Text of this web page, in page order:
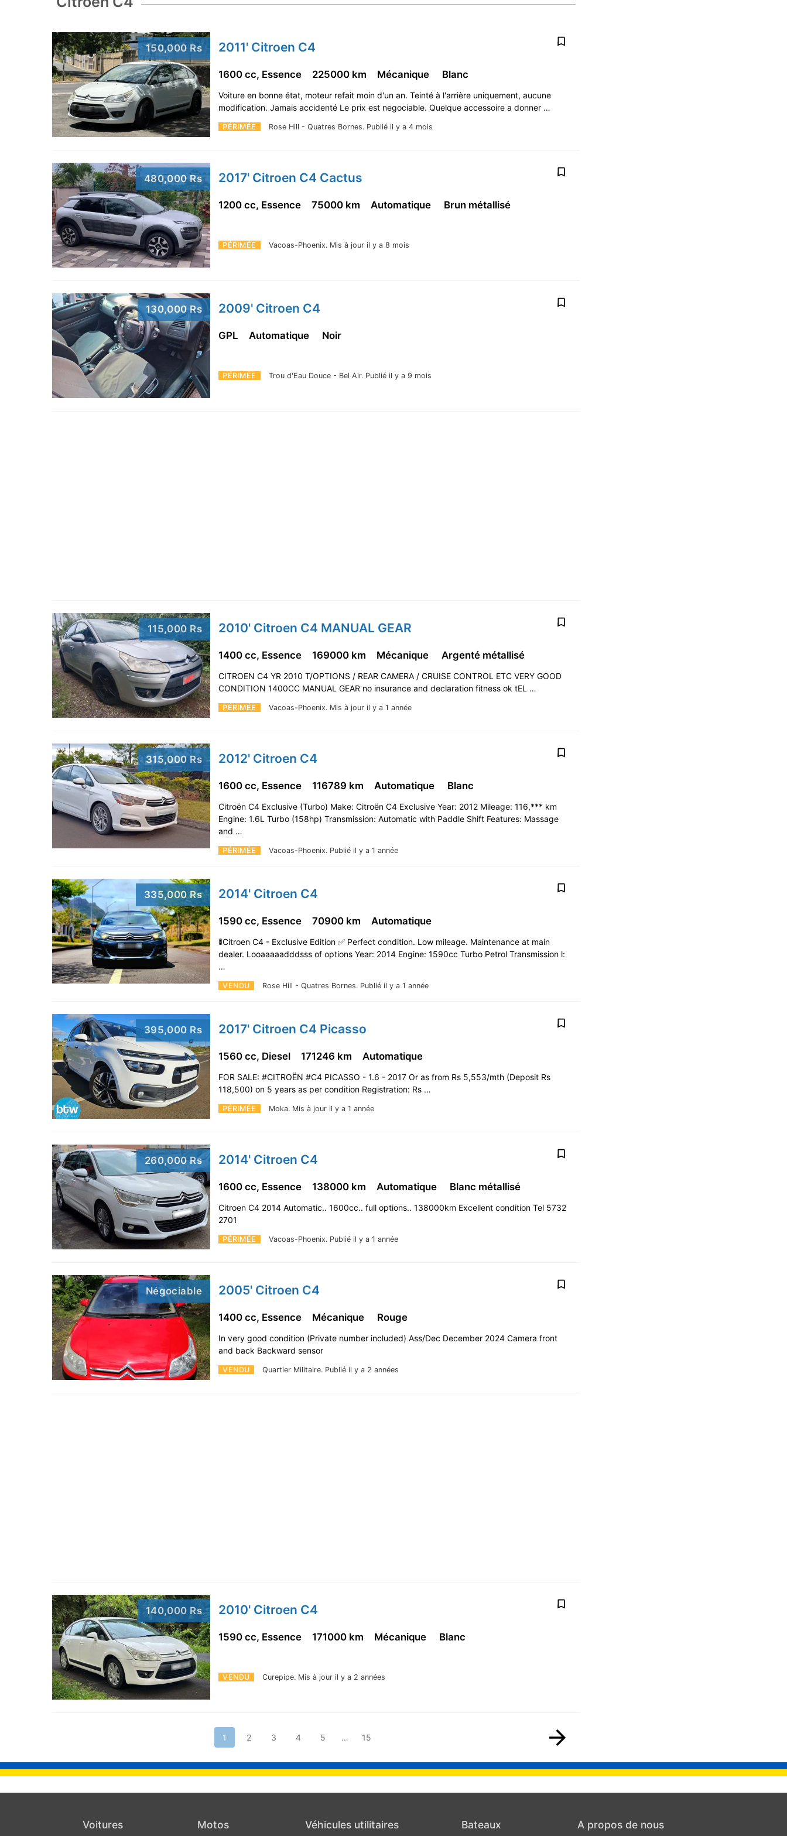
150,000 Rs 2011' Citroen C4
PÉRIMÉE Rose Hill - Quatres Bornes. Publié il y a 4 mois
1600 cc, Essence 225000 km Mécanique Blanc
Voiture en bonne état, moteur refait moin d'un an. Teinté à l'arrière uniquement, aucune
modification. Jamais accidenté Le prix est negociable. Quelque accessoire a donner …
480,000 Rs 2017' Citroen C4 Cactus
PÉRIMÉE Vacoas-Phoenix. Mis à jour il y a 8 mois
1200 cc, Essence 75000 km Automatique Brun métallisé
130,000 Rs 2009' Citroen C4
PÉRIMÉE Trou d'Eau Douce - Bel Air. Publié il y a 9 mois
GPL Automatique Noir
115,000 Rs 2010' Citroen C4 MANUAL GEAR
PÉRIMÉE Vacoas-Phoenix. Mis à jour il y a 1 année
1400 cc, Essence 169000 km Mécanique Argenté métallisé
CITROEN C4 YR 2010 T/OPTIONS / REAR CAMERA / CRUISE CONTROL ETC VERY GOOD
CONDITION 1400CC MANUAL GEAR no insurance and declaration fitness ok tEL …
315,000 Rs 2012' Citroen C4
PÉRIMÉE Vacoas-Phoenix. Publié il y a 1 année
1600 cc, Essence 116789 km Automatique Blanc
Citroën C4 Exclusive (Turbo) Make: Citroën C4 Exclusive Year: 2012 Mileage: 116,*** km
Engine: 1.6L Turbo (158hp) Transmission: Automatic with Paddle Shift Features: Massage
and …
335,000 Rs 2014' Citroen C4
VENDU Rose Hill - Quatres Bornes. Publié il y a 1 année
1590 cc, Essence 70900 km Automatique
🚦Citroen C4 - Exclusive Edition ✅️ Perfect condition. Low mileage. Maintenance at main
dealer. Looaaaaadddsss of options Year: 2014 Engine: 1590cc Turbo Petrol Transmission l:
…
395,000 Rs 2017' Citroen C4 Picasso
PÉRIMÉE Moka. Mis à jour il y a 1 année
1560 cc, Diesel 171246 km Automatique
FOR SALE: #CITROËN #C4 PICASSO - 1.6 - 2017 Or as from Rs 5,553/mth (Deposit Rs
118,500) on 5 years as per condition Registration: Rs …
260,000 Rs 2014' Citroen C4
PÉRIMÉE Vacoas-Phoenix. Publié il y a 1 année
1600 cc, Essence 138000 km Automatique Blanc métallisé
Citroen C4 2014 Automatic.. 1600cc.. full options.. 138000km Excellent condition Tel 5732
2701
Négociable 2005' Citroen C4
VENDU Quartier Militaire. Publié il y a 2 années
1400 cc, Essence Mécanique Rouge
In very good condition (Private number included) Ass/Dec December 2024 Camera front
and back Backward sensor
140,000 Rs 2010' Citroen C4
VENDU Curepipe. Mis à jour il y a 2 années
1590 cc, Essence 171000 km Mécanique Blanc
1 2 3 4 5 … 15
Voitures Motos Véhicules utilitaires Bateaux A propos de nous